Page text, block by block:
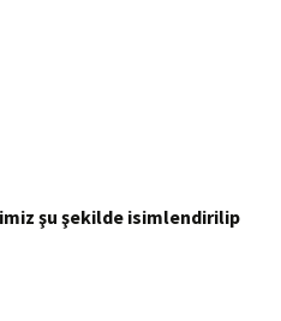
şu şekilde isimlendirilip